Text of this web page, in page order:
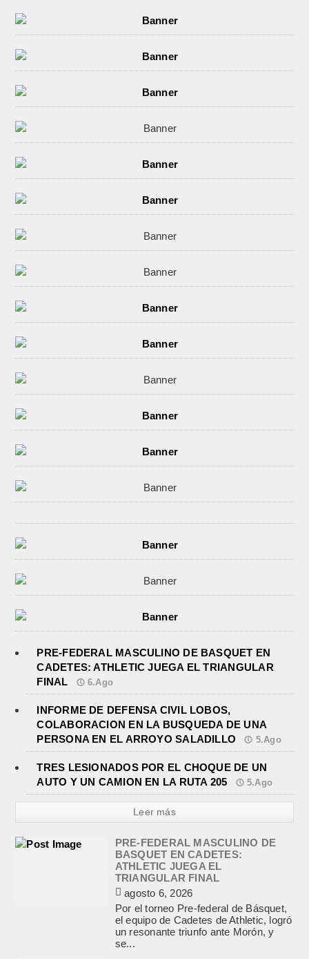
PRE-FEDERAL MASCULINO DE BASQUET EN
CADETES: ATHLETIC JUEGA EL TRIANGULAR
FINAL
6.Ago
INFORME DE DEFENSA CIVIL LOBOS,
COLABORACION EN LA BUSQUEDA DE UNA
PERSONA EN EL ARROYO SALADILLO
5.Ago
TRES LESIONADOS POR EL CHOQUE DE UN
AUTO Y UN CAMION EN LA RUTA 205
5.Ago
Leer más
PRE-FEDERAL MASCULINO DE
BASQUET EN CADETES:
ATHLETIC JUEGA EL
TRIANGULAR FINAL
agosto 6, 2026
Por el torneo Pre-federal de Básquet,
el equipo de Cadetes de Athletic, logró
un resonante triunfo ante Morón, y
se...